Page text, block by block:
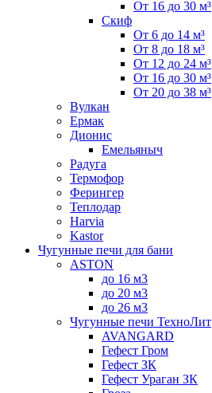
От 16 до 30 м³
Скиф
От 6 до 14 м³
От 8 до 18 м³
От 12 до 24 м³
От 16 до 30 м³
От 20 до 38 м³
Вулкан
Ермак
Дионис
Емельяныч
Радуга
Термофор
Ферингер
Теплодар
Harvia
Kastor
Чугунные печи для бани
ASTON
до 16 м3
до 20 м3
до 26 м3
Чугунные печи ТехноЛит
AVANGARD
Гефест Гром
Гефест ЗК
Гефест Ураган ЗК